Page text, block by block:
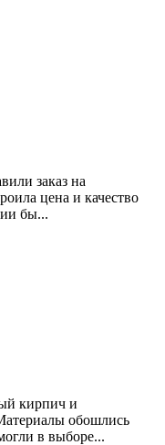
заказ на
цена и качество
бы...
кирпич и
обошлись
в выборе...